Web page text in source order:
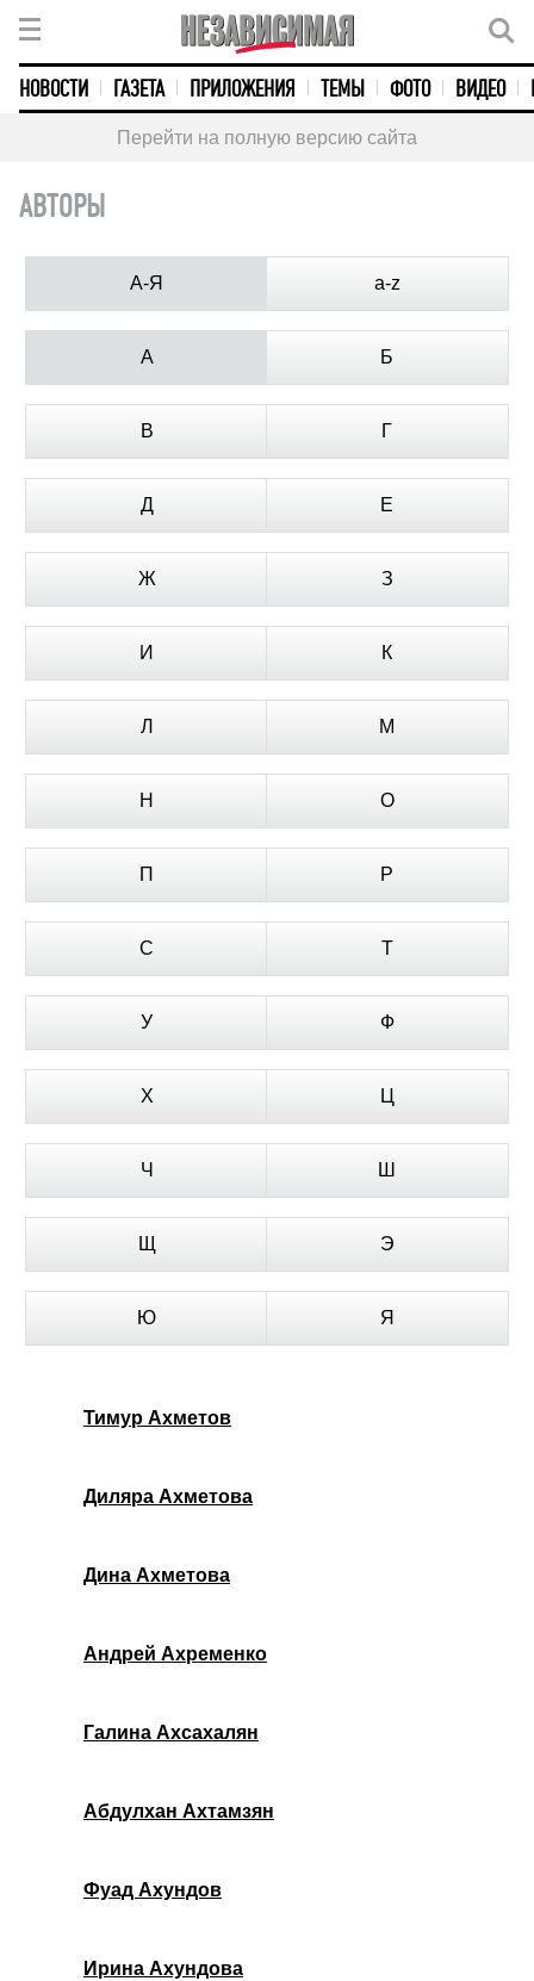
НОВОСТИ ГАЗЕТА ПРИЛОЖЕНИЯ ТЕМЫ ФОТО ВИДЕО
Перейти на полную версию сайта
АВТОРЫ
А-Я a-z
А Б
В Г
Д Е
Ж З
И К
Л М
Н О
П Р
С Т
У Ф
Х Ц
Ч Ш
Щ Э
Ю Я
Тимур Ахметов
Диляра Ахметова
Дина Ахметова
Андрей Ахременко
Галина Ахсахалян
Абдулхан Ахтамзян
Фуад Ахундов
Ирина Ахундова